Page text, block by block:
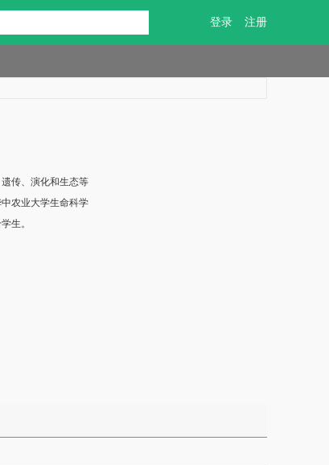
登录 注册
传、演化和生态等
农业大学生命科学
生。